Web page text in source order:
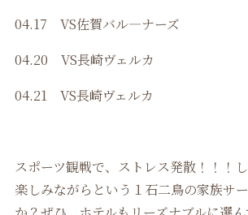
04.17 VS佐賀バル―ナーズ
04.20 VS長崎ヴェルカ
04.21 VS長崎ヴェルカ
スポーツ観戦で、ストレス発散！！！
楽しみながらという１石二鳥の家族サ